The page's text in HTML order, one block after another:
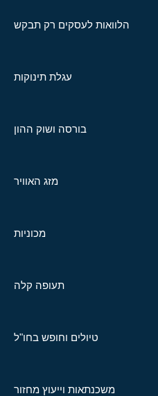
הלוואות לעסקים רק תבקש
עגלת תינוקות
בורסה ושוק ההון
מזג האוויר
מכוניות
תעופה קלה
טיולים וחופש בחו"ל
משכנתאות וייעוץ מחזור